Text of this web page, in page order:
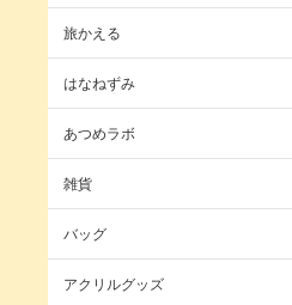
旅かえる
はなねずみ
あつめラボ
雑貨
バッグ
アクリルグッズ